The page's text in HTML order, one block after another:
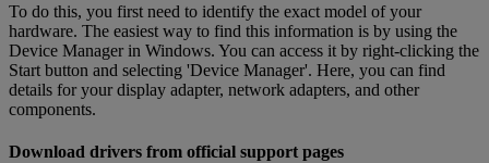
To do this, you first need to identify the exact model of your
hardware. The easiest way to find this information is by using the
Device Manager in Windows. You can access it by right-clicking the
Start button and selecting 'Device Manager'. Here, you can find
details for your display adapter, network adapters, and other
components.
Download drivers from official support pages